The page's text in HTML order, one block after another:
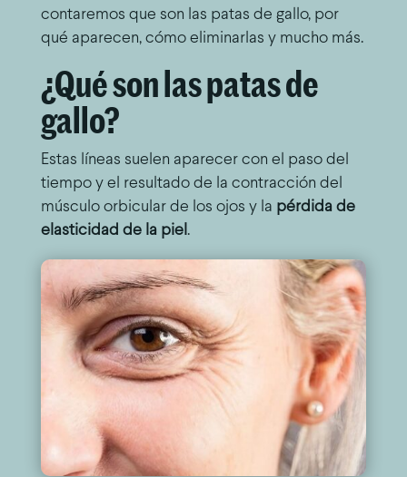
contaremos que son las patas de gallo, por
qué aparecen, cómo eliminarlas y mucho más.
¿Qué son las patas de
gallo?
Estas líneas suelen aparecer con el paso del
tiempo y el resultado de la contracción del
músculo orbicular de los ojos y la pérdida de
elasticidad de la piel .